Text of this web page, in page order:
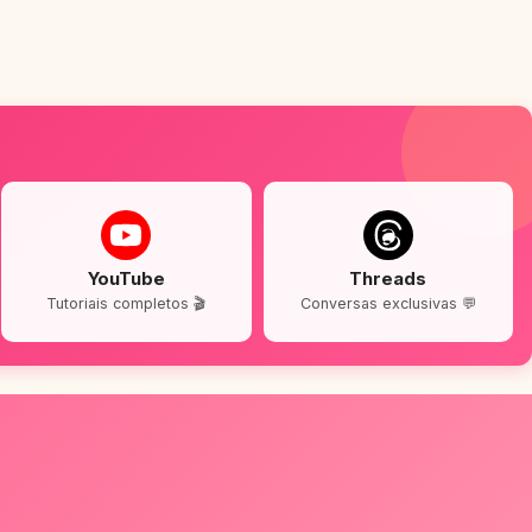
YouTube
Tutoriais completos 🎬
Threads
Conversas exclusivas 💬